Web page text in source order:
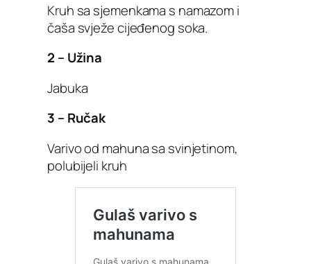
Kruh sa sjemenkama s namazom i
čaša svježe cijeđenog soka.
2 – Užina
Jabuka
3 – Ručak
Varivo od mahuna sa svinjetinom,
polubijeli kruh